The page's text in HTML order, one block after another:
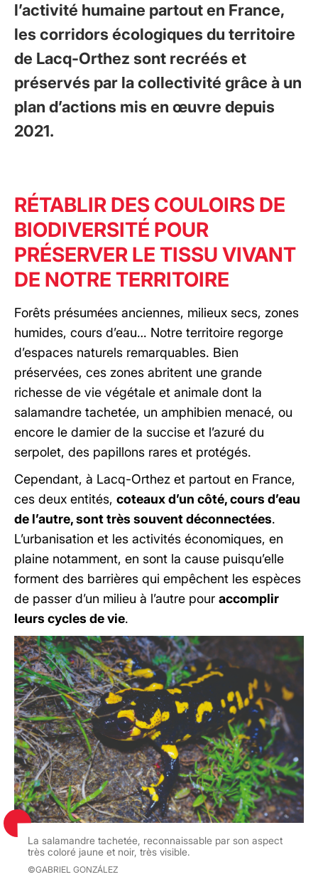
l’activité humaine partout en France,
les corridors écologiques du territoire
de Lacq-Orthez sont recréés et
préservés par la collectivité grâce à un
plan d’actions mis en œuvre depuis
2021.
RÉTABLIR DES COULOIRS DE
BIODIVERSITÉ POUR
PRÉSERVER LE TISSU VIVANT
DE NOTRE TERRITOIRE
Forêts présumées anciennes, milieux secs, zones
humides, cours d’eau… Notre territoire regorge
d’espaces naturels remarquables. Bien
préservées, ces zones abritent une grande
richesse de vie végétale et animale dont la
salamandre tachetée, un amphibien menacé, ou
encore le damier de la succise et l’azuré du
serpolet, des papillons rares et protégés.
Cependant, à Lacq-Orthez et partout en France,
ces deux entités, coteaux d’un côté, cours d’eau
de l’autre, sont très souvent déconnectées.
L’urbanisation et les activités économiques, en
plaine notamment, en sont la cause puisqu’elle
forment des barrières qui empêchent les espèces
de passer d’un milieu à l’autre pour accomplir
leurs cycles de vie.
La salamandre tachetée, reconnaissable par son aspect
très coloré jaune et noir, très visible.
©GABRIEL GONZÁLEZ